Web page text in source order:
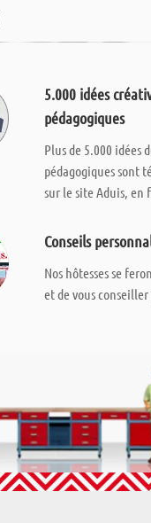
5.000 idées
pédagogiques
Plus de 5.000 idées
pédagogiques sont
sur le site Aduis, en
Conseils
Nos hôtesses se
et de vous